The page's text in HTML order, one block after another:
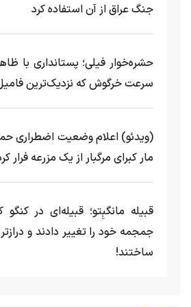
جنگ عراق از آن استفاده کرد
حشره‌خوار فیلی؛ پستانداری با
سرعت خرگوش که نزدیک‌ترین
مار کبرای مرگبار از یک مزرعه‌ فرار
قبیله مانگبِتو؛ قبیله‌ای در
جمجمه خود را تغییر دادند و
ساختند!